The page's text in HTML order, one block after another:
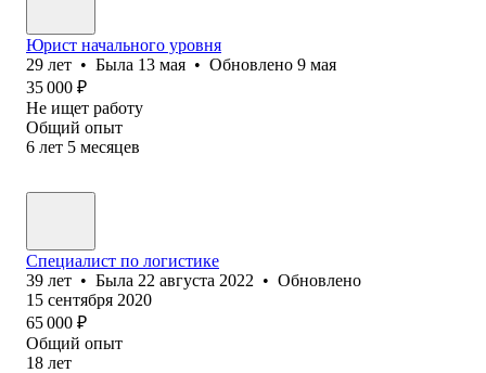
Юрист начального уровня
29 лет • Была 13 мая • Обновлено 9 мая
35 000 ₽
Не ищет работу
Общий опыт
6 лет 5 месяцев
Специалист по логистике
39 лет • Была 22 августа 2022 • Обновлено
15 сентября 2020
65 000 ₽
Общий опыт
18 лет